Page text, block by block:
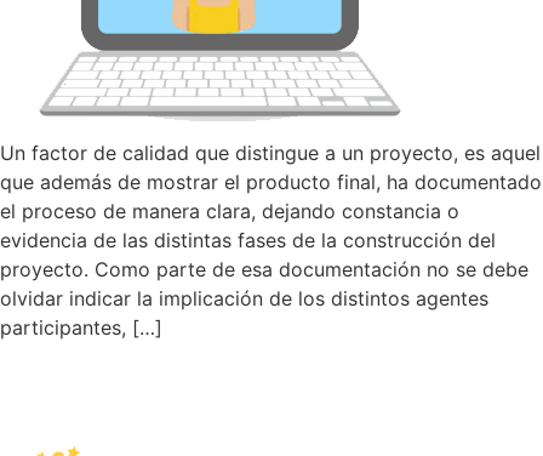
Un factor de calidad que distingue a un proyecto, es aquel
que además de mostrar el producto final, ha documentado
el proceso de manera clara, dejando constancia o
evidencia de las distintas fases de la construcción del
proyecto. Como parte de esa documentación no se debe
olvidar indicar la implicación de los distintos agentes
participantes, […]